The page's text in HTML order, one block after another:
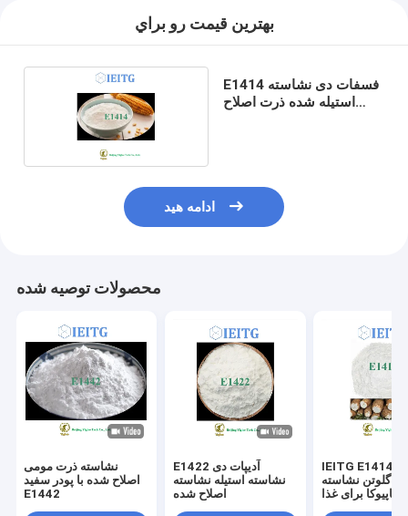
بهترين قيمت رو براي
E1414 فسفات دی نشاسته
استیله شده ذرت اصلاح
ادامه هید
محصولات توصیه شده
نشاسته ذرت مومی
اصلاح شده با پودر سفید
E1442
E1422 آدیپات دی
نشاسته استیله نشاسته
اصلاح شده
IEITG ​​E1414 اصلاح
گلوتن نشاسته
تاپیوکا برای غذا